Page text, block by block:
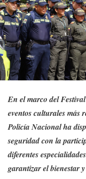
En el marco del
eventos culturales más
Policía Nacional ha
seguridad con la
diferentes
garantizar el bienestar